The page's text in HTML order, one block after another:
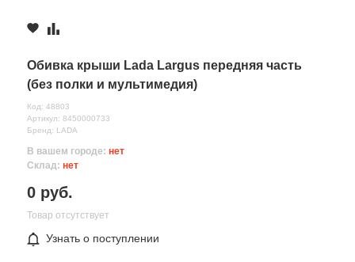
Обивка крыши Lada Largus передняя часть
(без полки и мультимедия)
Код: 48803
Артикул: 8450000733
Бренд: LADA
В вашем городе: нет
Склад: нет
0 руб.
Товар отсутствует
Узнать о поступлении